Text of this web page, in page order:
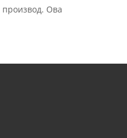
производ. Ова